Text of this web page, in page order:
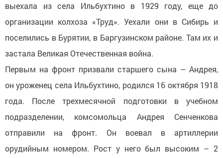
выехала из села Ильбухтино в 1929 году, еще до
организации колхоза «Труд». Уехали они в Сибирь и
поселились в Бурятии, в Баргузинском районе. Там их и
застала Великая Отечественная война.
Первым на фронт призвали старшего сына – Андрея,
он уроженец села Ильбухтино, родился 16 октября 1918
года. После трехмесячной подготовки в учебном
подразделении, комсомольца Андрея Сенченкова
отправили на фронт. Он воевал в артиллерии
орудийным номером. Рост у него был высоким – 2